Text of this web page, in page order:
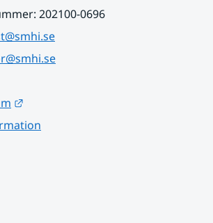
202100-0696